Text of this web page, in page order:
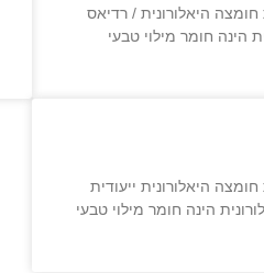
היאלורונית / רדיאס
חומר מילוי טבעי
היאלורונית ייעודית
הינה חומר מילוי טבעי